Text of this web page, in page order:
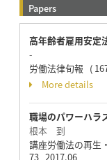
Papers
高年齢者雇用安定
-
労働法律旬報 (
More details
職場のパワーハラ
根本 到
講座労働法の再
73 2017.06